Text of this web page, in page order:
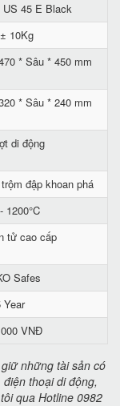
45 E Black
10Kg
* Sâu * 450 mm
* Sâu * 240 mm
di động
đập khoan phá
1200°C
tử cao cấp
Safes
Year
VNĐ
những tài sản có
thoại di động,
qua Hotline 0982